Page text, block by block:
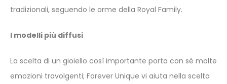
tradizionali, seguendo le orme della Royal Family.
I modelli più diffusi
La scelta di un gioiello così importante porta con sé molte
emozioni travolgenti; Forever Unique vi aiuta nella scelta